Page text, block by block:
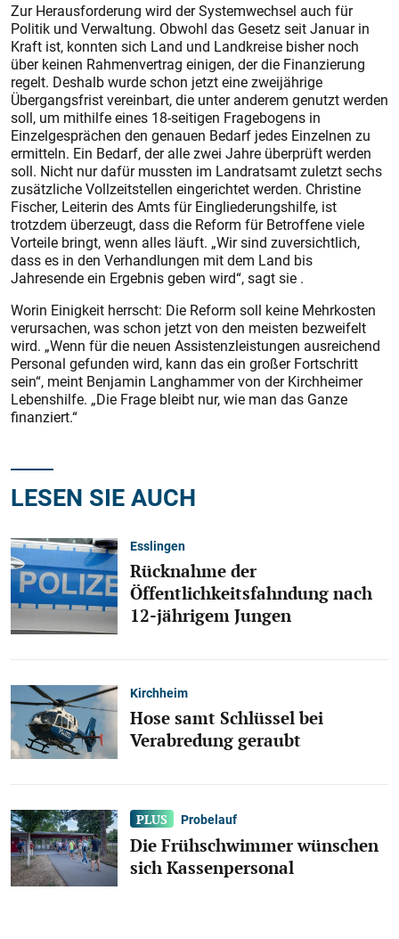
Zur Herausforderung wird der Systemwechsel auch für
Politik und Verwaltung. Obwohl das Gesetz seit Januar in
Kraft ist, konnten sich Land und Landkreise bisher noch
über keinen Rahmenvertrag einigen, der die Finanzierung
regelt. Deshalb wurde schon jetzt eine zweijährige
Übergangsfrist vereinbart, die unter anderem genutzt werden
soll, um mithilfe eines 18-seitigen Fragebogens in
Einzelgesprächen den genauen Bedarf jedes Einzelnen zu
ermitteln. Ein Bedarf, der alle zwei Jahre überprüft werden
soll. Nicht nur dafür mussten im Landratsamt zuletzt sechs
zusätzliche Vollzeitstellen eingerichtet werden. Christine
Fischer, Leiterin des Amts für Eingliederungshilfe, ist
trotzdem überzeugt, dass die Reform für Betroffene viele
Vorteile bringt, wenn alles läuft. „Wir sind zuversichtlich,
dass es in den Verhandlungen mit dem Land bis
Jahresende ein Ergebnis geben wird“, sagt sie .
Worin Einigkeit herrscht: Die Reform soll keine Mehrkosten
verursachen, was schon jetzt von den meisten bezweifelt
wird. „Wenn für die neuen Assistenzleistungen ausreichend
Personal gefunden wird, kann das ein großer Fortschritt
sein“, meint Benjamin Langhammer von der Kirchheimer
Lebenshilfe. „Die Frage bleibt nur, wie man das Ganze
finanziert.“
LESEN SIE AUCH
Esslingen
Rücknahme der
Öffentlichkeitsfahndung nach
12-jährigem Jungen
Kirchheim
Hose samt Schlüssel bei
Verabredung geraubt
Probelauf
Die Frühschwimmer wünschen
sich Kassenpersonal